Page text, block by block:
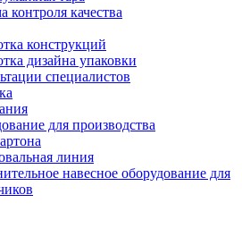
контроля качества
конструкций
дизайна упаковки
специалистов
для производства
линия
навесное оборудование для